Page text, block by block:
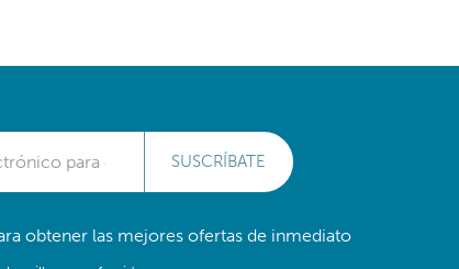
SUSCRÍBATE
obtener las mejores ofertas de inmediato